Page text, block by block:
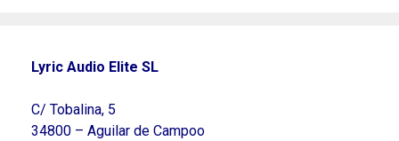
Lyric Audio Elite SL
C/ Tobalina, 5
34800 – Aguilar de Campoo